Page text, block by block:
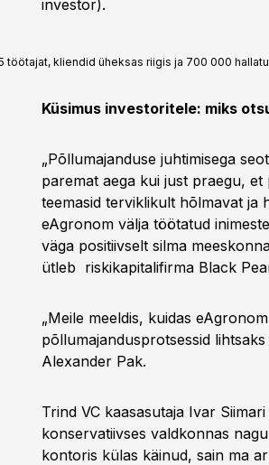
investor).
töötajat, kliendid üheksas riigis ja 700 000
Küsimus investoritele: miks
„Põllumajanduse juhtimisega
paremat aega kui just praegu,
teemasid terviklikult hõlmavat ja
eAgronom välja töötatud
väga positiivselt silma
ütleb riskikapitalifirma Black
„Meile meeldis, kuidas
põllumajandusprotsessid
Alexander Pak.
Trind VC kaasasutaja Ivar
konservatiivses valdkonnas
kontoris külas käinud, sain ma